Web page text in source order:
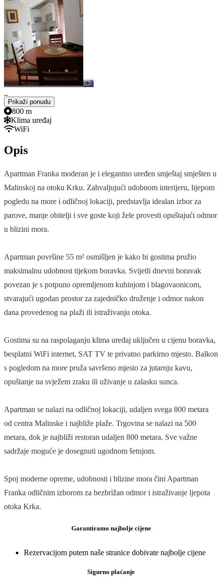
+3
Prikaži ponudu
800 m
Klima uređaj
WiFi
Opis
Apartman Franka moderan je i elegantno uređen smještaj smješten u
Malinskoj na otoku Krku. Zahvaljujući udobnom interijeru, lijepom
pogledu na more i odličnoj lokaciji, predstavlja idealan izbor za
parove, manje obitelji i sve goste koji žele provesti opuštajući odmor
u blizini mora.
Apartman površine 55 m² osmišljen je kako bi gostima pružio
maksimalnu udobnost tijekom boravka. Svijetli dnevni boravak
povezan je s potpuno opremljenom kuhinjom i blagovaonicom,
stvarajući ugodan prostor za zajedničko druženje i odmor nakon
dana provedenog na plaži ili istraživanju otoka.
Gostima su na raspolaganju klima uređaj uključen u cijenu boravka,
besplatni WiFi internet, SAT TV te privatno parkirno mjesto. Balkon
s pogledom na more pruža savršeno mjesto za jutarnju kavu,
opuštanje na svježem zraku ili uživanje u zalasku sunca.
Apartman se nalazi na odličnoj lokaciji, udaljen svega 800 metara
od centra Malinske i najbliže plaže. Trgovina se nalazi na 500
metara, dok je najbliži restoran udaljen 800 metara. Sve važne
sadržaje moguće je dosegnuti ugodnom šetnjom.
Spoj moderne opreme, udobnosti i blizine mora čini Apartman
Franka odličnim izborom za bezbrižan odmor i istraživanje ljepota
otoka Krka.
Garantiramo najbolje cijene
Rezervacijom putem naše stranice dobivate najbolje cijene
Sigurno plaćanje